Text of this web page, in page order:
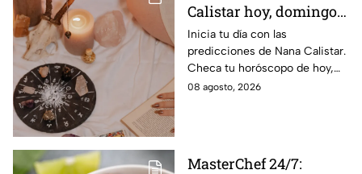
Calistar hoy, domingo 9
de agosto: estos signos
tendrán ingresos extra
Inicia tu día con las
predicciones de Nana Calistar.
Checa tu horóscopo de hoy,
domingo 9 de agosto, y
08 agosto, 2026
MasterChef 24/7: